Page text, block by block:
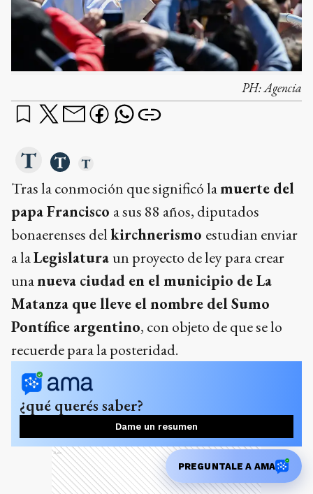
PH:Agencia
Tras la conmoción que significó lamuerte del
papa Francisco a sus 88 años, diputados
bonaerenses delkirchnerismo estudian enviar
a laLegislaturaun proyecto de ley para crear
unanueva ciudad en el municipio de La
Matanza que lleve el nombre del Sumo
Pontífice argentino, con objeto de que se lo
recuerde para la posteridad.
¿qué querés saber?
Dame un resumen
Ads
PREGUNTALE A AMA